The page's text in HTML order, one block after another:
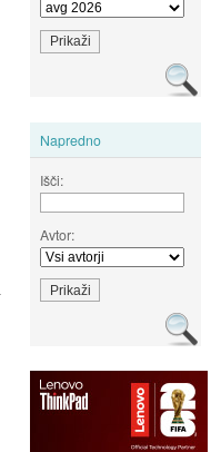
Napredno
Išči:
Avtor: